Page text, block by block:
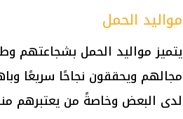
مواليد الحمل
يتميز مواليد الحمل بشجاعتهم
مجالهم ويحققون نجاحًا سريعًا
لدى البعض وخاصةً من يعتبرهم